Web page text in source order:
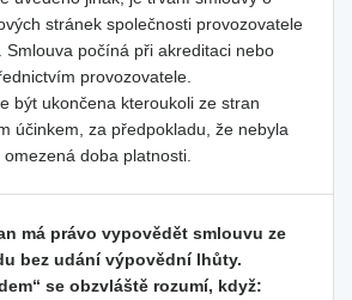
stránek společnosti provozovatele
Smlouva počíná při akreditaci nebo
provozovatele.
být ukončena kteroukoli ze stran
účinkem, za předpokladu, že nebyla
doba platnosti.
má právo vypovědět smlouvu ze
bez udání výpovědní lhůty.
se obzvláště rozumí, když: